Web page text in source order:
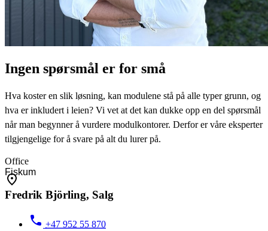
Ingen spørsmål er for små
Hva koster en slik løsning, kan modulene stå på alle typer grunn, og
hva er inkludert i leien? Vi vet at det kan dukke opp en del spørsmål
når man begynner å vurdere modulkontorer. Derfor er våre eksperter
tilgjengelige for å svare på alt du lurer på.
Office
Fredrik Björling, Salg
+47 952 55 870